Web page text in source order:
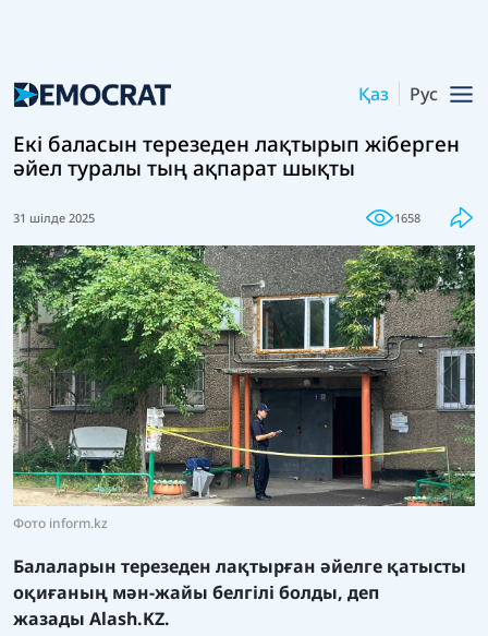
Қаз Рус
Екі баласын терезеден лақтырып жіберген
әйел туралы тың ақпарат шықты
31 шілде 2025 1658
Фото inform.kz
Балаларын терезеден лақтырған әйелге қатысты
оқиғаның мән-жайы белгілі болды, деп
жазады Alash.KZ.